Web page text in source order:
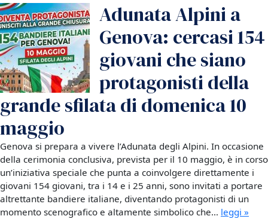
Adunata Alpini a
Genova: cercasi 154
giovani che siano
protagonisti della
grande sfilata di domenica 10
maggio
Genova si prepara a vivere l’Adunata degli Alpini. In occasione
della cerimonia conclusiva, prevista per il 10 maggio, è in corso
un’iniziativa speciale che punta a coinvolgere direttamente i
giovani 154 giovani, tra i 14 e i 25 anni, sono invitati a portare
altrettante bandiere italiane, diventando protagonisti di un
momento scenografico e altamente simbolico che… leggi »